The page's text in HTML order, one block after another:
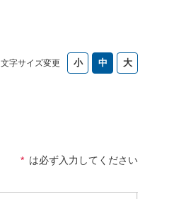
文字サイズ変更
* は必ず入力してください